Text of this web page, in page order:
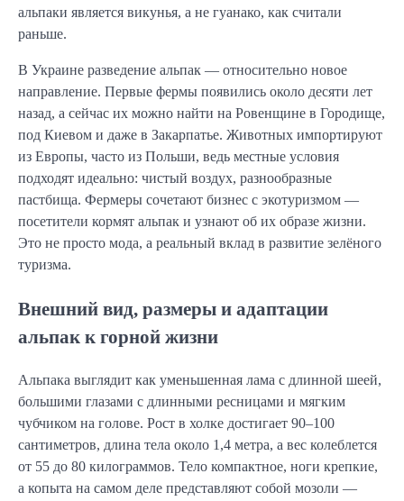
альпаки является викунья, а не гуанако, как считали
раньше.
В Украине разведение альпак — относительно новое
направление. Первые фермы появились около десяти лет
назад, а сейчас их можно найти на Ровенщине в Городище,
под Киевом и даже в Закарпатье. Животных импортируют
из Европы, часто из Польши, ведь местные условия
подходят идеально: чистый воздух, разнообразные
пастбища. Фермеры сочетают бизнес с экотуризмом —
посетители кормят альпак и узнают об их образе жизни.
Это не просто мода, а реальный вклад в развитие зелёного
туризма.
Внешний вид, размеры и адаптации
альпак к горной жизни
Альпака выглядит как уменьшенная лама с длинной шеей,
большими глазами с длинными ресницами и мягким
чубчиком на голове. Рост в холке достигает 90–100
сантиметров, длина тела около 1,4 метра, а вес колеблется
от 55 до 80 килограммов. Тело компактное, ноги крепкие,
а копыта на самом деле представляют собой мозоли —